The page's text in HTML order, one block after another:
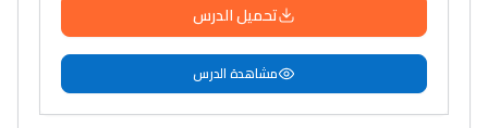
تحميل الدرس
مشاهدة الدرس